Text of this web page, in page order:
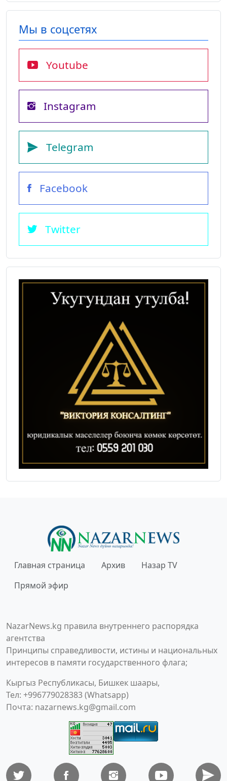
Мы в соцсетях
Youtube
Instagram
Telegram
Facebook
Twitter
Главная страница Архив
Назар TV
Прямой эфир
NazarNews.kg правила внутреннего распорядка
агентства
Принципы справедливости, истины и национальных
интересов в памяти государственного флага;
Кыргыз Республикасы, Бишкек шаары,
Тел: +996779028383 (Whatsapp)
Почта: nazarnews.kg@gmail.com